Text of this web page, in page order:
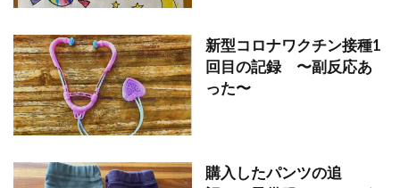
新型コロナワクチン接種1
回目の記録 〜副反応あ
った〜
購入したパンツの追